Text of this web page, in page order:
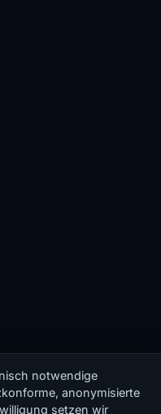
notwendige
anonymisierte
setzen wir